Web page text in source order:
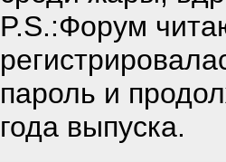
P.S.:Форум
пароль и
года выпуска.